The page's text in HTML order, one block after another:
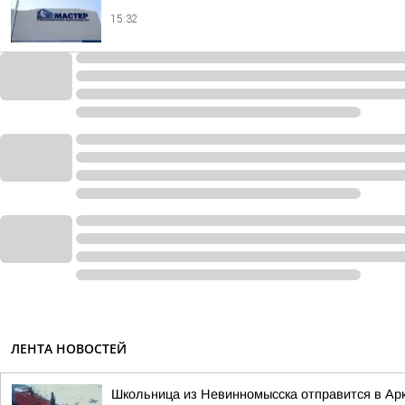
15:32
ЛЕНТА НОВОСТЕЙ
Школьница из Невинномысска отправится в